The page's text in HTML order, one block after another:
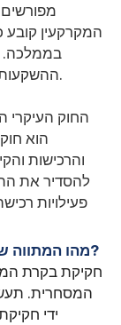
המקרקעין קובע
בממלכה.
ההשקעות מעניקה לגוף זר תעודת קידום השקעות.
החוק העיקרי
הוא
והרכישות
להסדיר את
פעילויות
מהו המתווה של חוק התחרות החל על רכישות פרטיות?
חקיקת בקרת
המסחרית.
ידי